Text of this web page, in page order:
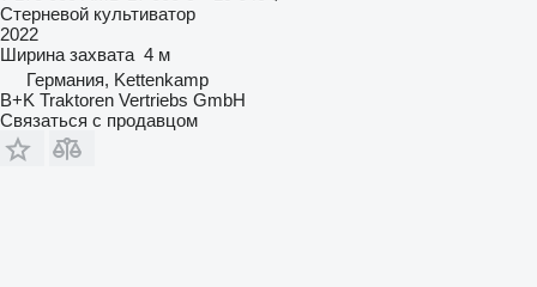
Стерневой культиватор
2022
Ширина захвата 4 м
Германия, Kettenkamp
B+K Traktoren Vertriebs GmbH
Связаться с продавцом